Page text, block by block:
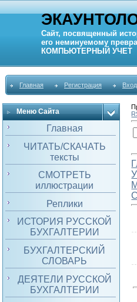
Сайт, посвященный
его неминуемому
КОМПЬЮТЕРНЫЙ УЧЕТ
Главная Регистрация Вход
Меню Сайта
Главная
ЧИТАТЬ/СКАЧАТЬ
тексты
СМОТРЕТЬ
иллюстрации
Реплики
ИСТОРИЯ РУССКОЙ
БУХГАЛТЕРИИ
БУХГАЛТЕРСКИЙ
СЛОВАРЬ
ДЕЯТЕЛИ РУССКОЙ
БУХГАЛТЕРИИ